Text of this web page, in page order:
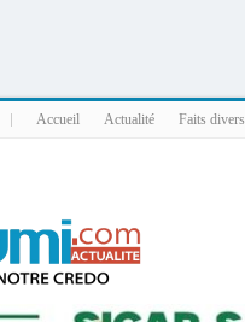
Accueil Actualité Faits divers